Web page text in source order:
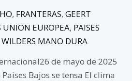
, FRANTERAS,GEERT
UNION EUROPEA, PAISES
WILDERS MANO DURA
de mayo de 2025
Bajos se tensa El clima